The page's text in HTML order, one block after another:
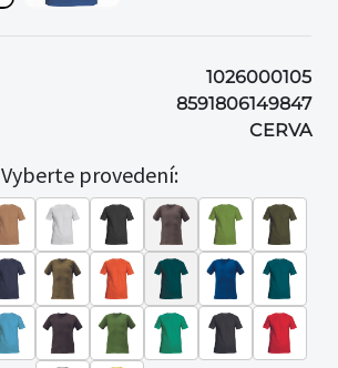
1026000105
8591806149847
CERVA
Vyberte provedení: